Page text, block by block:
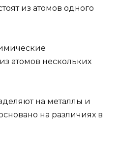
из атомов одного
атомов нескольких
на металлы и
на различиях в